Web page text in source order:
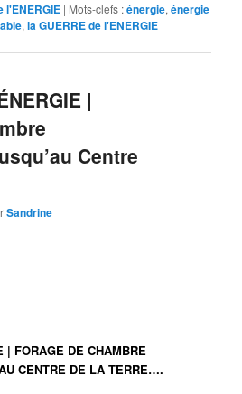
l'ENERGIE | Mots-clefs :énergie,énergie
,la GUERRE de l'ENERGIE
|
Centre
Sandrine
| FORAGE DE CHAMBRE
CENTRE DE LA TERRE….